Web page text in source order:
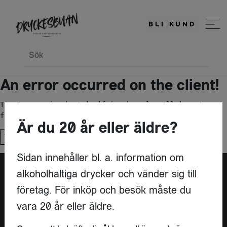
BLI KUND
Sök
An error occurred on the client!
TypeError: c(...).stringify(...).replaceAll is not a
function
Try againÄr du 20 år eller äldre?
Sidan innehåller bl. a. information om
alkoholhaltiga drycker och vänder sig till
företag. För inköp och besök måste du
vara 20 år eller äldre.